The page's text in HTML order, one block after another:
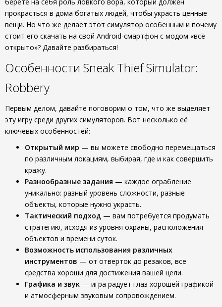
прокрасться в дома богатых людей, чтобы украсть ценные
вещи. Но что же делает этот симулятор особенным и почему
стоит его скачать на свой Android-смартфон с модом «всё
открыто»? Давайте разбираться!
Особенности Sneak Thief Simulator:
Robbery
Первым делом, давайте поговорим о том, что же выделяет
эту игру среди других симуляторов. Вот несколько её
ключевых особенностей:
Открытый мир — вы можете свободно перемещаться
по различным локациям, выбирая, где и как совершить
кражу.
Разнообразные задания — каждое ограбление
уникально: разный уровень сложности, разные
объекты, которые нужно украсть.
Тактический подход — вам потребуется продумать
стратегию, исходя из уровня охраны, расположения
объектов и времени суток.
Возможность использования различных
инструментов — от отверток до резаков, все
средства хороши для достижения вашей цели.
Графика и звук — игра радует глаз хорошей графикой
и атмосферным звуковым сопровождением.